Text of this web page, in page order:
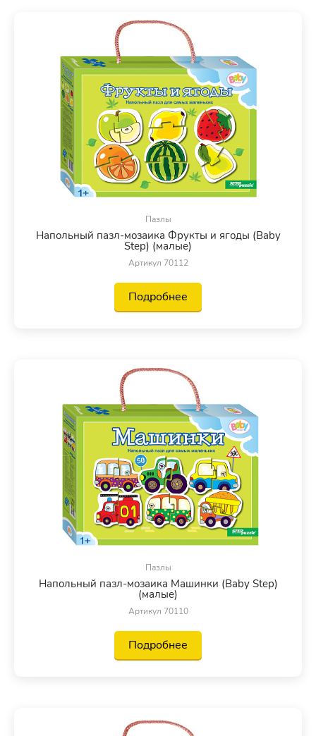
Пазлы
Напольный пазл-мозаика Фрукты и ягоды (Baby
Step) (малые)
Артикул 70112
Подробнее
Пазлы
Напольный пазл-мозаика Машинки (Baby Step)
(малые)
Артикул 70110
Подробнее